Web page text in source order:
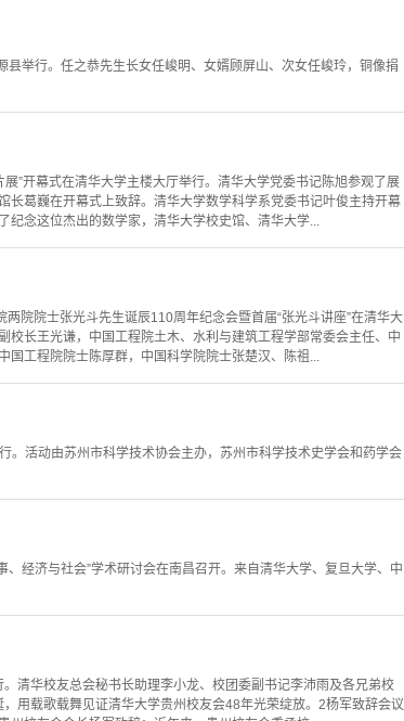
举行。任之恭先生长女任峻明、女婿顾屏山、次女任峻玲，铜像捐
”开幕式在清华大学主楼大厅举行。清华大学党委书记陈旭参观了展
葛巍在开幕式上致辞。清华大学数学科学系党委书记叶俊主持开幕
念这位杰出的数学家，清华大学校史馆、清华大学...
院院士张光斗先生诞辰110周年纪念会暨首届“张光斗讲座”在清华大
长王光谦，中国工程院土木、水利与建筑工程学部常委会主任、中
工程院院士陈厚群，中国科学院院士张楚汉、陈祖...
活动由苏州市科学技术协会主办，苏州市科学技术史学会和药学会
经济与社会”学术研讨会在南昌召开。来自清华大学、复旦大学、中
清华校友总会秘书长助理李小龙、校团委副书记李沛雨及各兄弟校
用载歌载舞见证清华大学贵州校友会48年光荣绽放。2杨军致辞会议